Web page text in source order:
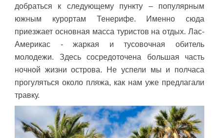
добраться к следующему пункту – популярным
южным курортам Тенерифе. Именно сюда
приезжает основная масса туристов на отдых. Лас-
Америкас - жаркая и тусовочная обитель
молодежи. Здесь сосредоточена большая часть
ночной жизни острова. Не успели мы и полчаса
прогуляться около пляжа, как нам уже предлагали
травку.